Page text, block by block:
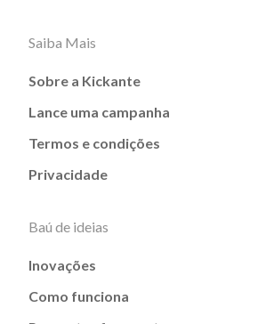
Saiba Mais
Sobre a Kickante
Lance uma campanha
Termos e condições
Privacidade
Baú de ideias
Inovações
Como funciona